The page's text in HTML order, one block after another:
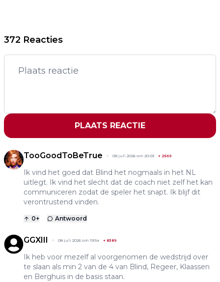
372 Reacties
PLAATS REACTIE
TooGoodToBeTrue 08 juli 2026 om 20:03 + 2569
Ik vind het goed dat Blind het nogmaals in het NL
uitlegt. Ik vind het slecht dat de coach niet zelf het kan
communiceren zodat de speler het snapt. Ik blijf dit
verontrustend vinden.
0+ Antwoord
GGXIII 08 juli 2026 om 19:54 + 8389
Ik heb voor mezelf al voorgenomen de wedstrijd over
te slaan als min 2 van de 4 van Blind, Regeer, Klaassen
en Berghuis in de basis staan.